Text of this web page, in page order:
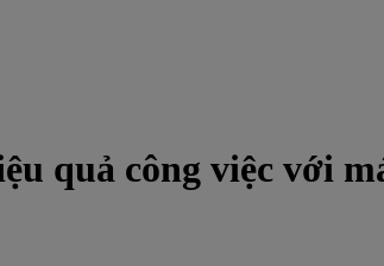
quả công việc với